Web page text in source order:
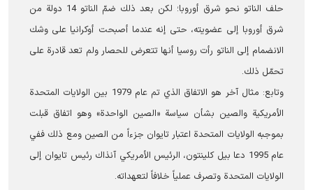
حلف الناتو نحو شرق أوروبا؛ لكن بعد ذلك ضمّ الناتو 14 دولة من
شرق أوروبا إلى عضويته، حتى إنه عندما أصبحت أوكرانيا على وشك
الانضمام إلى الناتو رأت روسيا أنها تتعرض للحصار ولم تعد قادرة على
تحمّل ذلك.
وتابع: مثال آخر هو الاتفاق الذي تم عام 1979 بين الولايات المتحدة
الأمریکیة والصين بشأن سياسة «الصين الواحدة» وهو اتفاق قبلت
بموجبه الولايات المتحدة اعتبار تايوان جزءاً من الصين ومع ذلك ففي
عام 1995 دعا بيل كلينتون، الرئيس الأمريكي آنذاك رئيس تايوان إلى
الولايات المتحدة وتصرف عملياً خلافاً لتعهداته.